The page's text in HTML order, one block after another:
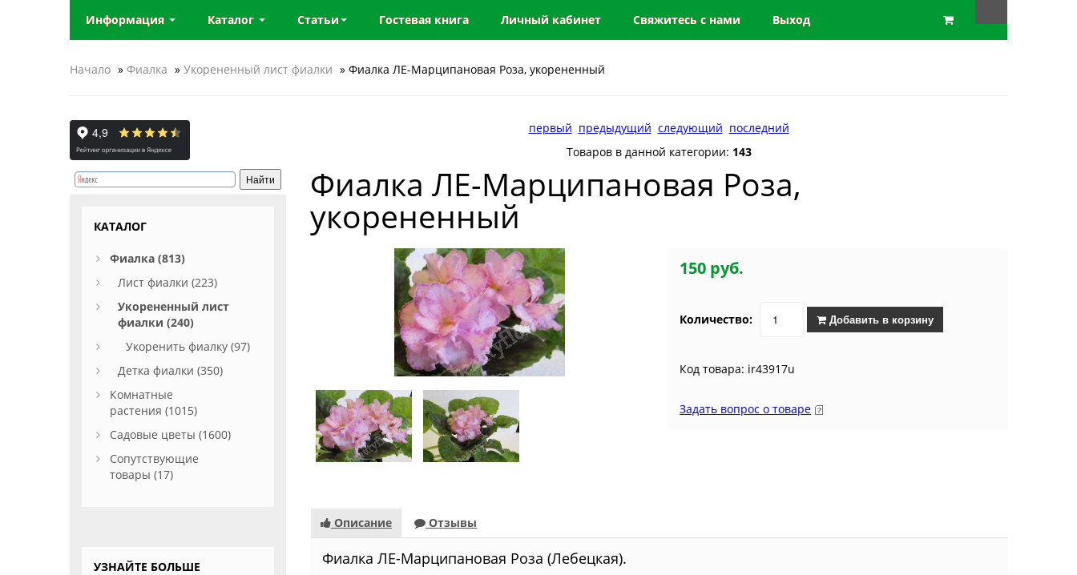
Информация Каталог Статьи Гостевая книга Личный кабинет Свяжитесь с нами Выход
Начало » Фиалка » Укорененный лист фиалки » Фиалка ЛЕ-Марципановая Роза, укорененный
первый предыдущий следующий последний
Товаров в данной категории: 143
Фиалка ЛЕ-Марципановая Роза,
укорененный
150 руб.
Количество: Добавить в корзину
Код товара: ir43917u
Задать вопрос о товаре
Описание Отзывы
Фиалка ЛЕ-Марципановая Роза (Лебецкая).
КАТАЛОГ
Фиалка (813)
Лист фиалки (223)
Укорененный лист
фиалки (240)
Укоренить фиалку (97)
Детка фиалки (350)
Комнатные
растения (1015)
Садовые цветы (1600)
Сопутствующие
товары (17)
УЗНАЙТЕ БОЛЬШЕ